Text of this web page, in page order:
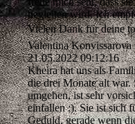
begleiten wird. Ich
Vielen Dank für deine
Valentina Konvissarova
21.05.2022 09:12:16
Kheira hat uns als
die drei Monate alt war.
umgehen, ist sehr
einfallen :). Sie ist sich
Geduld, gerade wenn